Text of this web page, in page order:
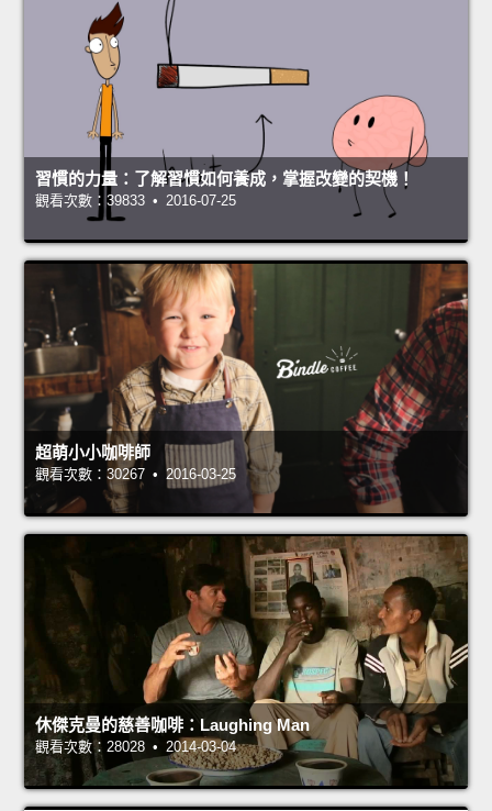
習慣的力量：了解習慣如何養成，掌握改變的契機！
觀看次數：39833 • 2016-07-25
超萌小小咖啡師
觀看次數：30267 • 2016-03-25
休傑克曼的慈善咖啡：Laughing Man
觀看次數：28028 • 2014-03-04